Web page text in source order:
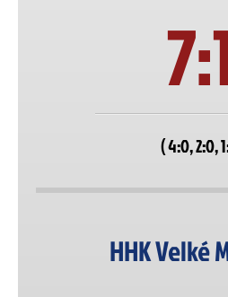
( 4:0, 2:0,
HHK Velké